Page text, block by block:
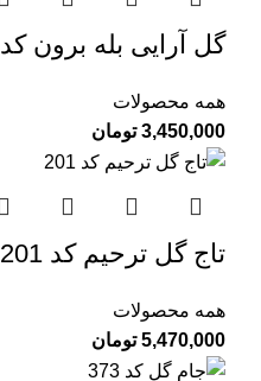
گل آرایی بله برون کد 192
همه محصولات
3,450,000 تومان
تاج گل ترحیم کد 201
همه محصولات
5,470,000 تومان